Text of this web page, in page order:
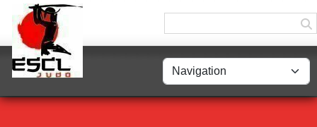
Panneau de gestion des cookies